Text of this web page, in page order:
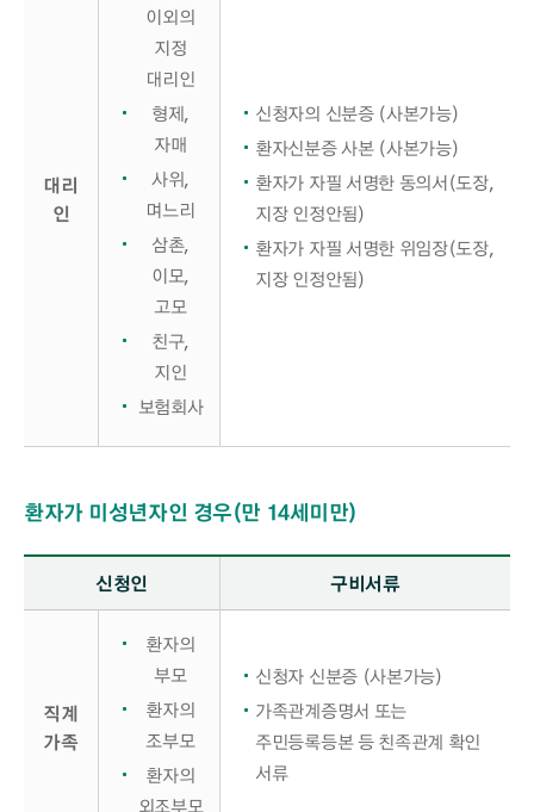
대리
인
이외의
지정
대리인
형제,
자매
사위,
며느리
삼촌,
이모,
고모
친구,
지인
보험회사
신청자의 신분증 (사본가능)
환자신분증 사본 (사본가능)
환자가 자필 서명한 동의서(도장,
지장 인정안됨)
환자가 자필 서명한 위임장(도장,
지장 인정안됨)
환자가 미성년자인 경우(만 14세미만)
환자가 미성년자인 경우(만 14세미만) 구비서류 - 신청인, 구비서류 정보 제공
신청인
구비서류
직계
가족
환자의
부모
환자의
조부모
환자의
외조부모
신청자 신분증 (사본가능)
가족관계증명서 또는
주민등록등본 등 친족관계 확인
서류